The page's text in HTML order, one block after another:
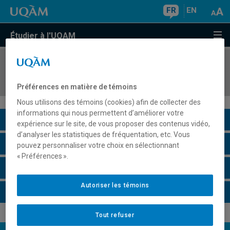
FR EN
Étudier à l'UQAM
COURS//
Description du cours
Horaire - Été 2026
Préférences en matière de témoins
Nous utilisons des témoins (cookies) afin de collecter des
informations qui nous permettent d’améliorer votre
expérience sur le site, de vous proposer des contenus vidéo,
d’analyser les statistiques de fréquentation, etc. Vous
pouvez personnaliser votre choix en sélectionnant
« Préférences ».
Tout refuser
Autoriser les témoins